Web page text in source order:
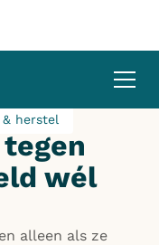
& herstel
wél
alleen als ze